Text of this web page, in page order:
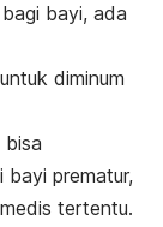
bayi, ada
diminum
bisa
bayi prematur,
tertentu.